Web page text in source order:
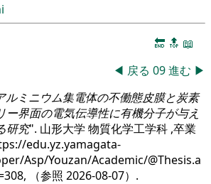
🔚 🔝 📖
◀ 戻る 09進む ▶
ルミニウム集電体の不働態皮膜と炭素
ー界面の電気伝導性に有機分子が与え
研究 . 山形大学 物質化学工学科 ,卒業
edu.yz.yamagata-
Asp/Youzan/Academic/@Thesis.a
（参照 2026-08-07）.